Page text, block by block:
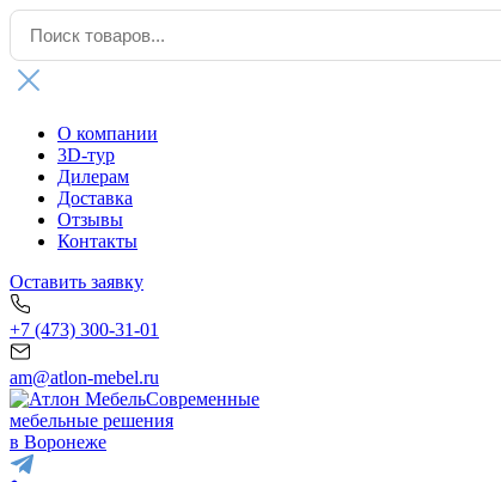
О компании
3D-тур
Дилерам
Доставка
Отзывы
Контакты
Оставить заявку
+7 (473) 300-31-01
am@atlon-mebel.ru
Современные
мебельные решения
в Воронеже